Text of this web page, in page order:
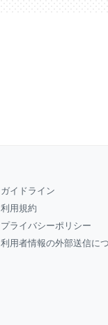
ガイドライン
利用規約
プライバシーポリシー
利用者情報の外部送信に